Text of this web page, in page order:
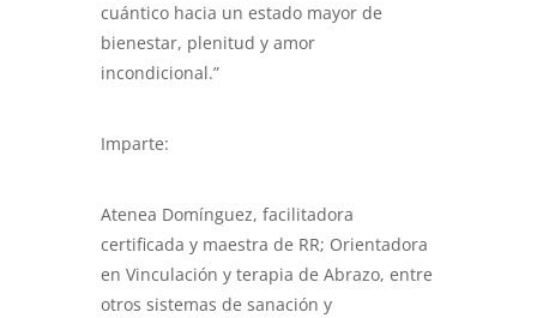
cuántico hacia un estado mayor de
bienestar, plenitud y amor
incondicional.”
Imparte:
Atenea Domínguez, facilitadora
certificada y maestra de RR; Orientadora
en Vinculación y terapia de Abrazo, entre
otros sistemas de sanación y